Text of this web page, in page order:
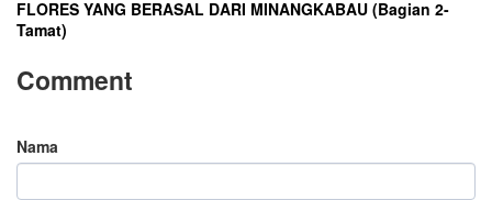
FLORES YANG BERASAL DARI MINANGKABAU (Bagian 2-
Tamat)
Comment
Nama